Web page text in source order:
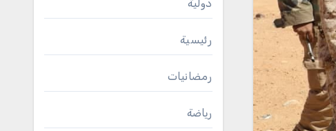
دولية
رئيسية
رمضانيات
رياضة